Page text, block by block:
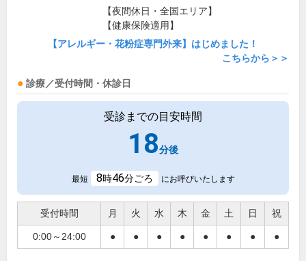
【夜間休日・全国エリア】
【健康保険適用】
【アレルギー・花粉症専門外来】はじめました！
こちらから＞＞
診療／受付時間・休診日
受診までの目安時間
18分後
最短 8時46分ごろ にお呼びいたします
受付時間 月 火 水 木 金 土 日 祝
0:00～24:00 ● ● ● ● ● ● ● ●